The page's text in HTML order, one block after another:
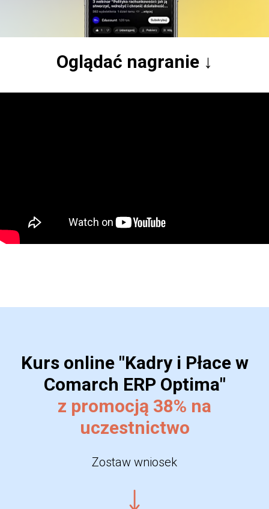
Oglądać nagranie ↓
Kurs online "Kadry i Płace w
Comarch ERP Optima"
z promocją 38% na
uczestnictwo
Zostaw wniosek